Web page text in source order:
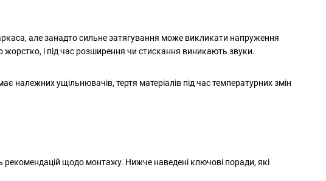
але занадто сильне затягування може викликати напруження
і під час розширення чи стискання виникають звуки.
ущільнювачів, тертя матеріалів під час температурних змін
рекомендацій щодо монтажу. Нижче наведені ключові поради, які